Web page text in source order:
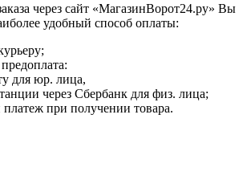
через сайт «МагазинВорот24.ру» Вы
удобный способ оплаты:
для юр. лица,
через Сбербанк для физ. лица;
при получении товара.